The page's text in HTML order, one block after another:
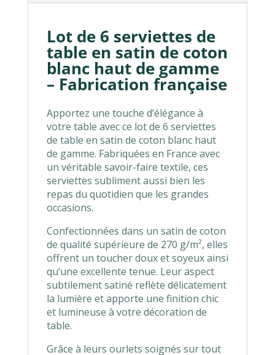
Lot de 6 serviettes de
table en satin de coton
blanc haut de gamme
– Fabrication française
Apportez une touche d’élégance à
votre table avec ce lot de 6 serviettes
de table en satin de coton blanc haut
de gamme. Fabriquées en France avec
un véritable savoir-faire textile, ces
serviettes subliment aussi bien les
repas du quotidien que les grandes
occasions.
Confectionnées dans un satin de coton
de qualité supérieure de 270 g/m², elles
offrent un toucher doux et soyeux ainsi
qu’une excellente tenue. Leur aspect
subtilement satiné reflète délicatement
la lumière et apporte une finition chic
et lumineuse à votre décoration de
table.
Grâce à leurs ourlets soignés sur tout